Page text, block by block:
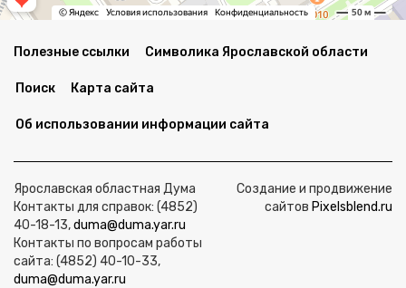
Полезные ссылки Символика Ярославской области
Поиск Карта сайта
Об использовании информации сайта
Ярославская областная Дума
Контакты для справок: (4852)
40-18-13,duma@duma.yar.ru
Контакты по вопросам работы
сайта: (4852) 40-10-33,
duma@duma.yar.ru
Создание и продвижение
сайтов Pixelsblend.ru